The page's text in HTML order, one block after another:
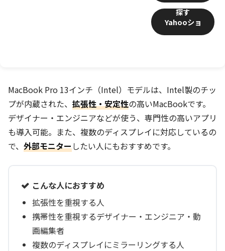
Yahooショ
MacBook Pro 13インチ（Intel）モデルは、Intel製のチッ
プが内蔵された、 拡張性・安定性の高いMacBookです。
デザイナー・エンジニアなどが使う、専門性の高いアプリ
も導入可能。また、複数のディスプレイに対応しているの
で、 外部モニターしたい人にもおすすめです。
こんな人におすすめ
拡張性を重視する人
携帯性を重視するデザイナー・エンジニア・動
画編集者
複数のディスプレイにミラーリングする人